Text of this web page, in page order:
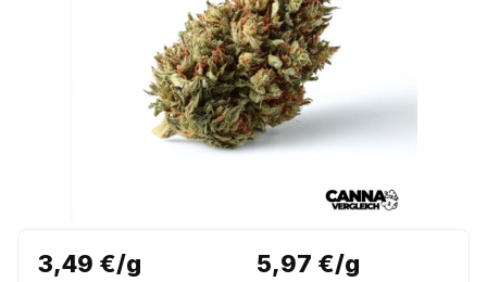
3,49 €/g 5,97 €/g